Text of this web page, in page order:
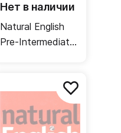
Нет в наличии
Natural English
Pre-Intermediate
упражнений